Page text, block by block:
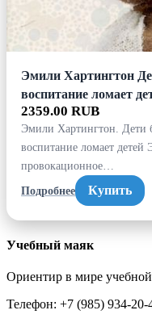
Эмили Хартингтон
воспитание ломает
2359.00 RUB
Эмили Хартингтон. Дети
воспитание ломает детей
провокационное…
Подробнее
Купить
Учебный маяк
Ориентир в мире
Телефон: +7 (985) 934-20-